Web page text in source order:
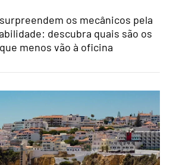
os mecânicos pela
descubra quais são os
menos vão à oficina